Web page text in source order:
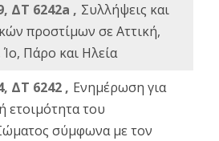
ΔΤ 6242a , Συλλήψεις και
προστίμων σε Αττική,
Πάρο και Ηλεία
ΔΤ 6242 , Ενημέρωση για
ετοιμότητα του
σύμφωνα με τον